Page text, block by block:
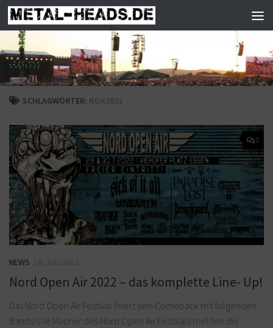
Zum Inhalt springen
SCHLAGWÖRTER: NOA2022
0
NEWS
Nord Open Air 2022 – das komplette Line- Up!
Das Nord Open Air Festival feiert sein Comeback mit folgenden
Bands! Die Macher des Nord Open Air Festivals melden die